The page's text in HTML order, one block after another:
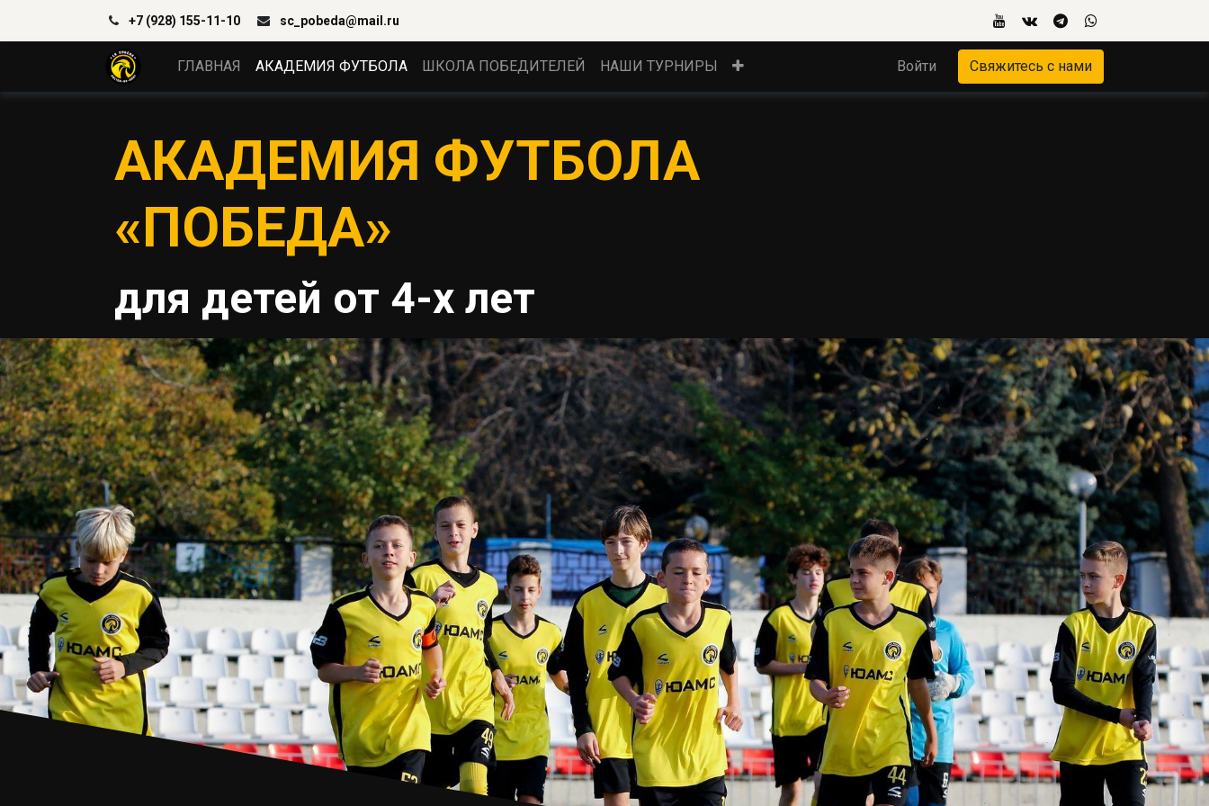
+7 (928) 155-11-10 sc_pobeda@mail.ru
ГЛАВНАЯ АКАДЕМИЯ ФУТБОЛА ШКОЛА ПОБЕДИТЕЛЕЙ НАШИ ТУРНИРЫ Войти Свяжитесь с нами
АКАДЕМИЯ ФУТБОЛА
«ПОБЕДА»
для детей от 4-х лет